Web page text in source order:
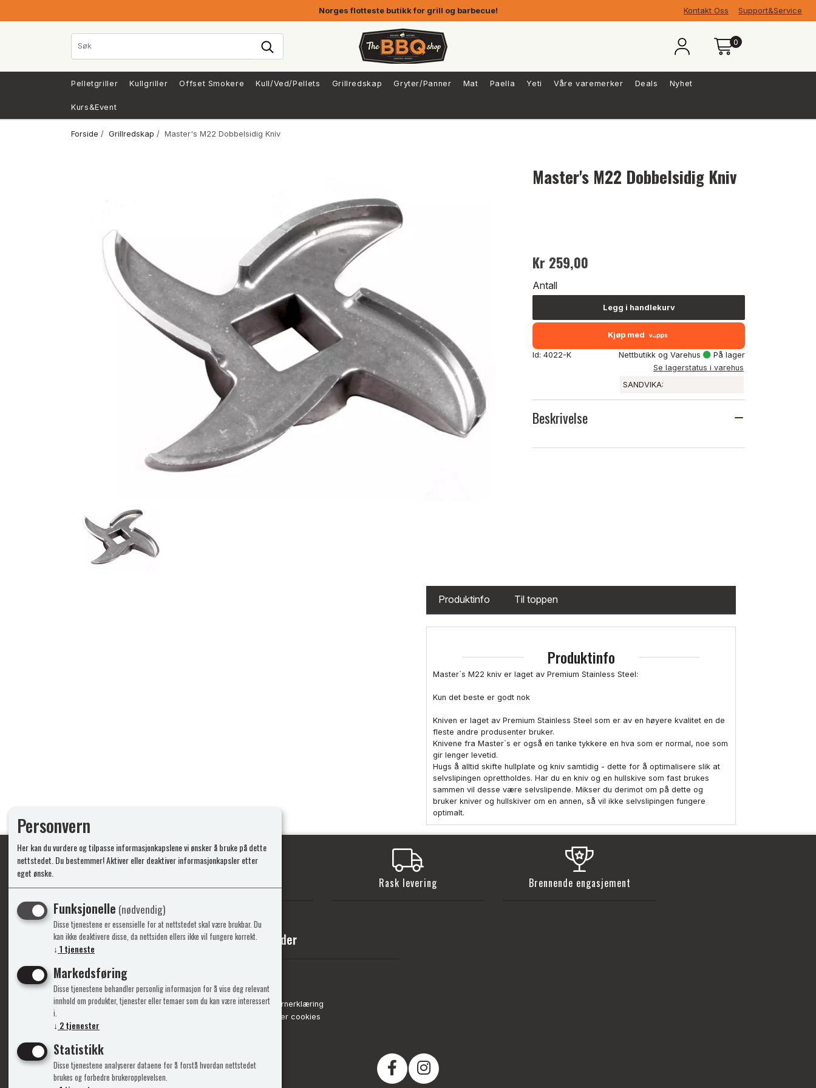
Norges flotteste butikk for grill og barbecue! Kontakt Oss Support&Service
0
Pelletgriller Kullgriller Offset Smokere Kull/Ved/Pellets Grillredskap Gryter/Panner Mat Paella Yeti Våre varemerker Deals Nyhet
Kurs&Event
Forside / Grillredskap / Master's M22 Dobbelsidig Kniv
Master's M22 Dobbelsidig Kniv
Kr 259,00
Antall
Legg i handlekurv
Kjøp med
Id: 4022-K Nettbutikk og Varehus
På lager
Se lagerstatus i varehus
SANDVIKA:
Beskrivelse
Produktinfo Til toppen
Produktinfo
Master`s M22 kniv er laget av Premium Stainless Steel:
Kun det beste er godt nok
Kniven er laget av Premium Stainless Steel som er av en høyere kvalitet en de
fleste andre produsenter bruker.
Knivene fra Master`s er også en tanke tykkere en hva som er normal, noe som
gir lenger levetid.
Hugs å alltid skifte hullplate og kniv samtidig - dette for å optimalisere slik at
selvslipingen oprettholdes. Har du en kniv og en hullskive som fast brukes
sammen vil desse være selvslipende. Mikser du derimot om på dette og
bruker kniver og hullskiver om en annen, så vil ikke selvslipingen fungere
optimalt.
Rask levering Brennende engasjement
Info
Kontakt Oss
Support&Service
Om Oss
Mine sider
Vilkår
Personvernerklæring
Administrer cookies
Personvern
Her kan du vurdere og tilpasse informasjonkapslene vi ønsker å bruke på dette
nettstedet. Du bestemmer! Aktiver eller deaktiver informasjonkapsler etter
eget ønske.
Funksjonelle (nødvendig)
Disse tjenestene er essensielle for at nettstedet skal være brukbar. Du
kan ikke deaktivere disse, da nettsiden ellers ikke vil fungere korrekt.
↓ 1 tjeneste
Markedsføring
Disse tjenestene behandler personlig informasjon for å vise deg relevant
innhold om produkter, tjenester eller temaer som du kan være interessert
i.
↓ 2tjenester
Statistikk
Disse tjenestene analyserer dataene for å forstå hvordan nettstedet
brukes og forbedre brukeropplevelsen.